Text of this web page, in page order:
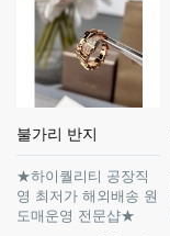
불가리 반지
★하이퀄리티 공장직
영 최저가 해외배송 원
도매운영 전문샵★